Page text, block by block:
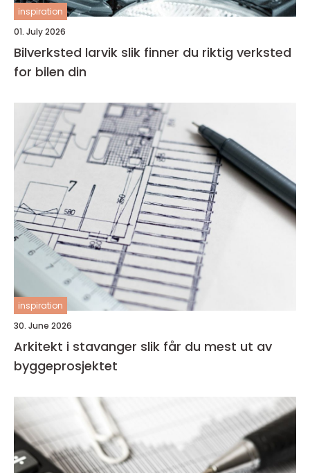
inspiration
01. July 2026
Bilverksted larvik slik finner du riktig verksted
for bilen din
inspiration
30. June 2026
Arkitekt i stavanger slik får du mest ut av
byggeprosjektet